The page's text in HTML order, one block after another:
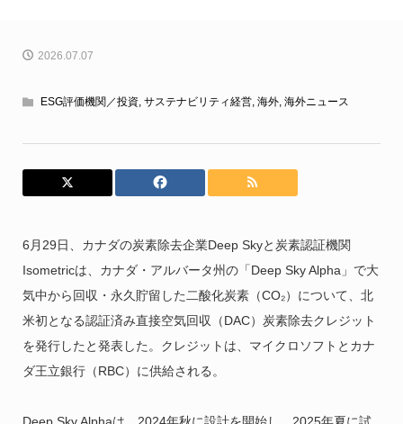
2026.07.07
ESG評価機関／投資, サステナビリティ経営, 海外, 海外ニュース
6月29日、カナダの炭素除去企業Deep Skyと炭素認証機関
Isometricは、カナダ・アルバータ州の「Deep Sky Alpha」で大
気中から回収・永久貯留した二酸化炭素（CO₂）について、北
米初となる認証済み直接空気回収（DAC）炭素除去クレジット
を発行したと発表した。クレジットは、マイクロソフトとカナ
ダ王立銀行（RBC）に供給される。
Deep Sky Alphaは、2024年秋に設計を開始し、2025年夏に試